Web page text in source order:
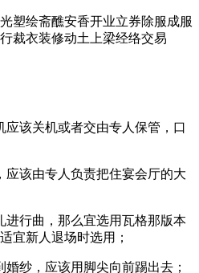
塑绘斋醮安香开业立券除服成服
裁衣装修动土上梁经络交易
应该关机或者交由专人保管，口
应该由专人负责把住宴会厅的大
进行曲，那么宜选用瓦格那版本
宜新人退场时选用；
纱，应该用脚尖向前踢出去；